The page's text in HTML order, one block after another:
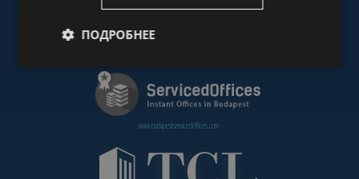
www.budapestservicedoffices.com
ПОДРОБНЕЕ